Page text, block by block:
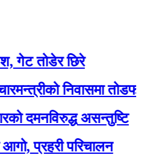
छिरे
निवासमा तोडफोड र
असन्तुष्टि
परिचालन